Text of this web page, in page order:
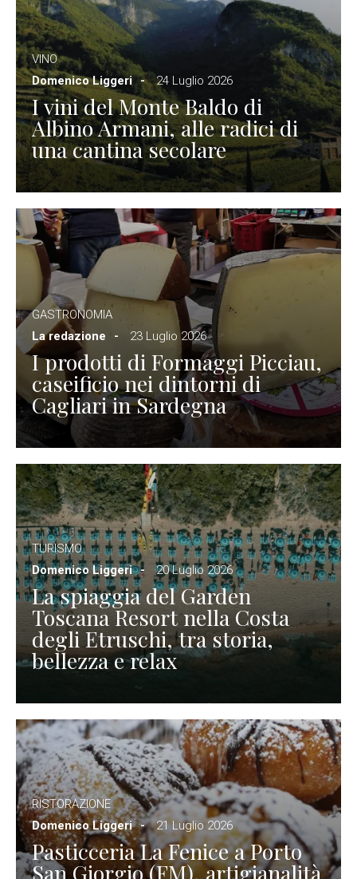
VINO
Domenico Liggeri
24 Luglio 2026
I vini del Monte Baldo di
Albino Armani, alle radici di
una cantina secolare
GASTRONOMIA
La redazione
23 Luglio 2026
I prodotti di Formaggi Picciau,
caseificio nei dintorni di
Cagliari in Sardegna
TURISMO
Domenico Liggeri
20 Luglio 2026
La spiaggia del Garden
Toscana Resort nella Costa
degli Etruschi, tra storia,
bellezza e relax
RISTORAZIONE
Domenico Liggeri
21 Luglio 2026
Pasticceria La Fenice a Porto
San Giorgio (FM), artigianalità